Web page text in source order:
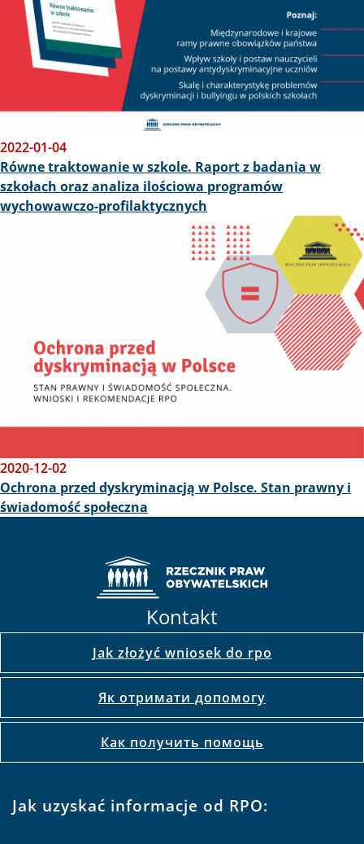
2022-01-04
Równe traktowanie w szkole. Raport z badania w
szkołach oraz analiza ilościowa programów
wychowawczo-profilaktycznych
2020-12-02
Ochrona przed dyskryminacją w Polsce. Stan prawny i
świadomość społeczna
Kontakt
Jak złożyć wniosek do rpo
Як отримати допомогу
Как получить помощь
Jak uzyskać informacje od RPO: